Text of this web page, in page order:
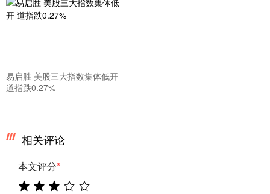
易启胜 美股三大指数集体低开
道指跌0.27%
相关评论
本文评分*